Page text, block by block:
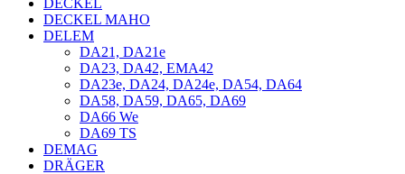
DECKEL
DECKEL MAHO
DELEM
DA21, DA21e
DA23, DA42, EMA42
DA23e, DA24, DA24e, DA54, DA64
DA58, DA59, DA65, DA69
DA66 We
DA69 TS
DEMAG
DRÄGER